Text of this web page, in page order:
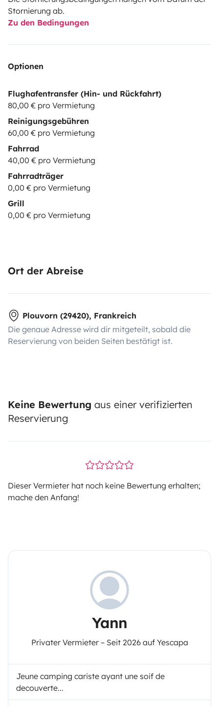
Stornierung ab.
Zu den Bedingungen
Optionen
Flughafentransfer (Hin- und Rückfahrt)
80,00 € pro Vermietung
Reinigungsgebühren
60,00 € pro Vermietung
Fahrrad
40,00 € pro Vermietung
Fahrradträger
0,00 € pro Vermietung
Grill
0,00 € pro Vermietung
Ort der Abreise
Plouvorn (29420), Frankreich
Die genaue Adresse wird dir mitgeteilt, sobald die
Reservierung von beiden Seiten bestätigt ist.
Keine Bewertung aus einer verifizierten
Reservierung
Dieser Vermieter hat noch keine Bewertung erhalten;
mache den Anfang!
Yann
Privater Vermieter – Seit 2026 auf Yescapa
Jeune camping cariste ayant une soif de
decouverte...